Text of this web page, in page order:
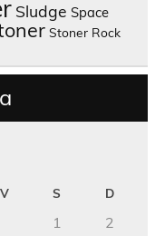
Sludge Space
Stoner Rock
V S D
1
2